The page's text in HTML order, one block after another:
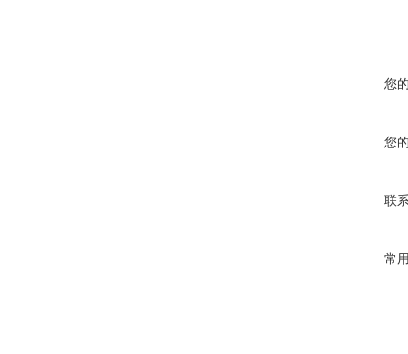
您
您
联
常